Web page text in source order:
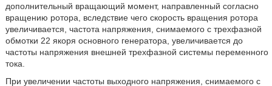
дополнительный вращающий момент, направленный согласно
вращению ротора, вследствие чего скорость вращения ротора
увеличивается, частота напряжения, снимаемого с трехфазной
обмотки 22 якоря основного генератора, увеличивается до
частоты напряжения внешней трехфазной системы переменного
тока.
При увеличении частоты выходного напряжения, снимаемого с